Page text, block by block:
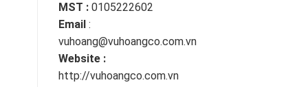
MST : 0105222602
Email :
vuhoang@vuhoangco.com.vn
Website :
http://vuhoangco.com.vn